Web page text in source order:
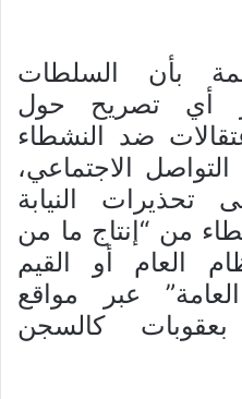
بأن السلطات
أي تصريح حول
ضد النشطاء
الاجتماعي،
تحذيرات النيابة
من “إنتاج ما من
العام أو القيم
عبر مواقع
كالسجن